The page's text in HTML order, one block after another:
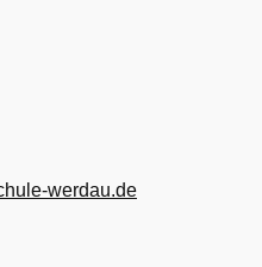
werdau.de